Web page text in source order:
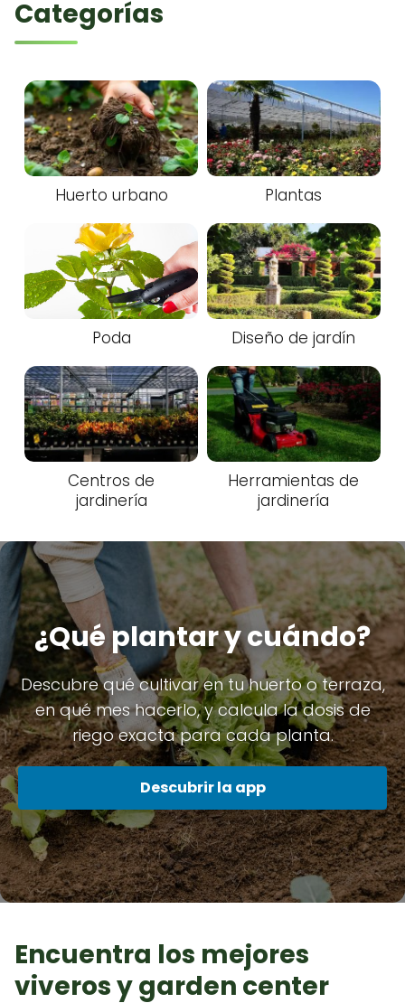
Categorías
Huerto urbano Plantas
Poda Diseño de jardín
Centros de
jardinería
Herramientas de
jardinería
¿Qué plantar y cuándo?
Descubre qué cultivar en tu huerto o terraza,
en qué mes hacerlo, y calcula la dosis de
riego exacta para cada planta.
Descubrir la app
Encuentra los mejores
viveros y garden center